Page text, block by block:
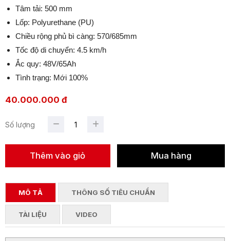
Tâm tải: 500 mm
Lốp: Polyurethane (PU)
Chiều rộng phủ bì càng: 570/685mm
Tốc độ di chuyển: 4.5 km/h
Ắc quy: 48V/65Ah
Tình trạng: Mới 100%
40.000.000 đ
Số lượng
MÔ TẢ THÔNG SỐ TIÊU CHUẨN
TÀI LIỆU VIDEO